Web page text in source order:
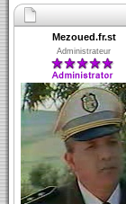
Mezoued.fr.st
Administrateur